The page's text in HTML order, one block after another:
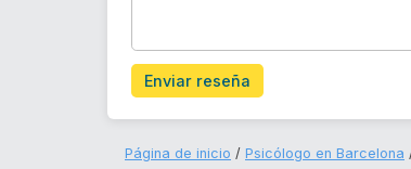
Enviar reseña
Página de inicio Psicólogo en Barcelona